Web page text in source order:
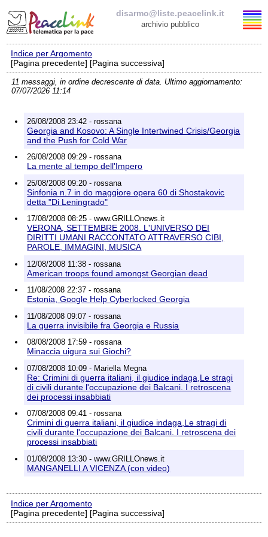
disarmo@liste.peacelink.it
archivio pubblico
Elenco delle liste
disarmo@liste.peacelink.it
Policy delle liste di PeaceLink
Informativa sulla privacy
Richieste di rimozione
Indice per Argomento
[Pagina precedente] [Pagina successiva]
11 messaggi, in ordine decrescente di data. Ultimo aggiornamento:
07/07/2026 11:14
26/08/2008 23:42 - rossana
Georgia and Kosovo: A Single Intertwined Crisis/Georgia
and the Push for Cold War
26/08/2008 09:29 - rossana
La mente al tempo dell'Impero
25/08/2008 09:20 - rossana
Sinfonia n.7 in do maggiore opera 60 di Shostakovic
detta "Di Leningrado"
17/08/2008 08:25 - www.GRILLOnews.it
VERONA, SETTEMBRE 2008. L'UNIVERSO DEI
DIRITTI UMANI RACCONTATO ATTRAVERSO CIBI,
PAROLE, IMMAGINI, MUSICA
12/08/2008 11:38 - rossana
American troops found amongst Georgian dead
11/08/2008 22:37 - rossana
Estonia, Google Help Cyberlocked Georgia
11/08/2008 09:07 - rossana
La guerra invisibile fra Georgia e Russia
08/08/2008 17:59 - rossana
Minaccia uigura sui Giochi?
07/08/2008 10:09 - Mariella Megna
Re: Crimini di guerra italiani, il giudice indaga,Le stragi
di civili durante l'occupazione dei Balcani. I retroscena
dei processi insabbiati
07/08/2008 09:41 - rossana
Crimini di guerra italiani, il giudice indaga,Le stragi di
civili durante l'occupazione dei Balcani. I retroscena dei
processi insabbiati
01/08/2008 13:30 - www.GRILLOnews.it
MANGANELLI A VICENZA (con video)
Indice per Argomento
[Pagina precedente] [Pagina successiva]